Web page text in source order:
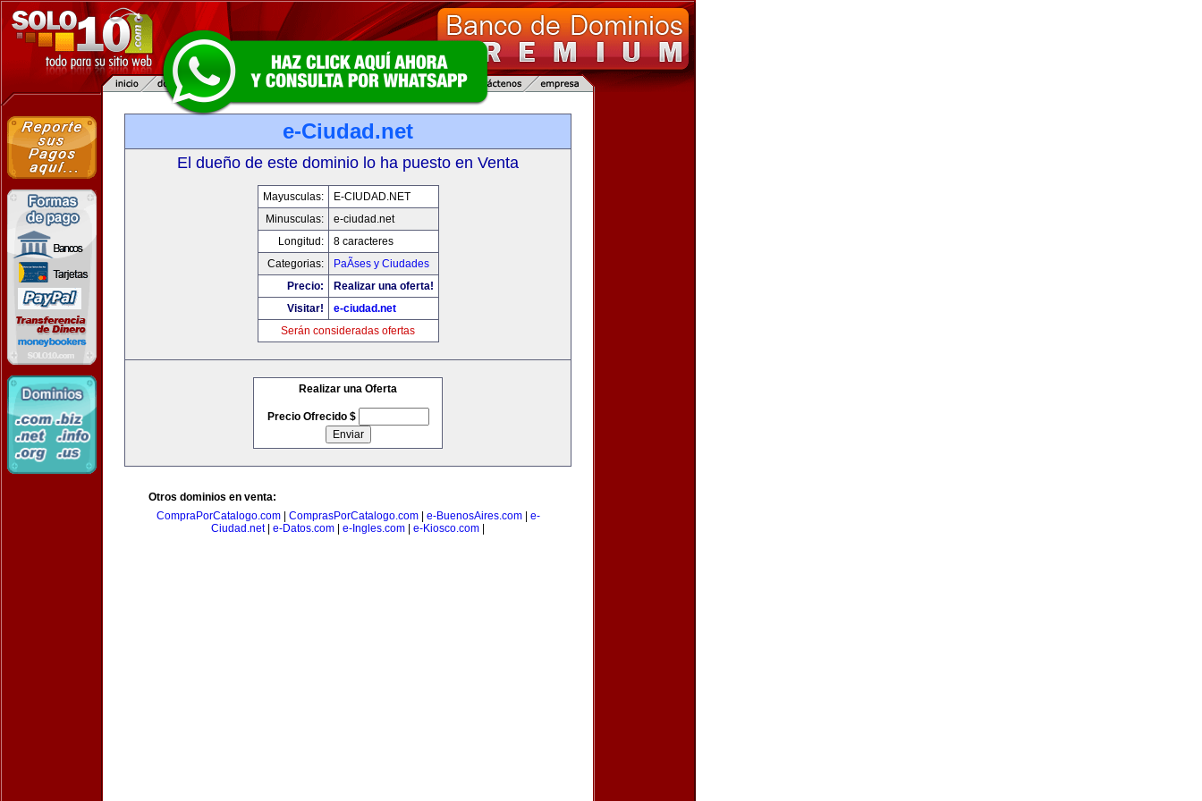
e-Ciudad.net
El dueño de este dominio lo ha puesto en Venta
Mayusculas:
E-CIUDAD.NET
Minusculas:
e-ciudad.net
Longitud:
8 caracteres
Categorias:
PaÃ­ses y Ciudades
Precio:
Realizar una oferta!
Visitar!
e-ciudad.net
Serán consideradas ofertas
Realizar una Oferta
Precio Ofrecido $
Otros dominios en venta:
CompraPorCatalogo.com| ComprasPorCatalogo.com| e-BuenosAires.com| e-
Ciudad.net| e-Datos.com e-Ingles.com e-Kiosco.com